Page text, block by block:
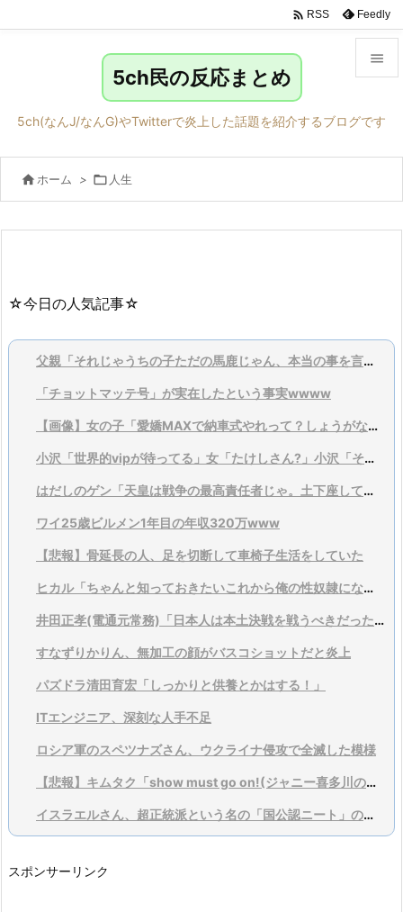

メニュ
サイド

 RSS Feedly
5ch民の反応まとめ
5ch(なんJ/なんG)やTwitterで炎上した話題を紹介するブログです
 ホーム >  人生
☆今日の人気記事☆
父親「それじゃうちの子ただの馬鹿じゃん、本当の事を言ってくれ」
「チョットマッテ号」が実在したという事実wwww
【画像】女の子「愛嬌MAXで納車式やれって？しょうがないなあ…」
小沢「世界的vipが待ってる」女「たけしさん?」小沢「それは言い過ぎ、そこまでではない」
はだしのゲン「天皇は戦争の最高責任者じゃ。土下座して謝るんがあたりまえじゃ！」
ワイ25歳ビルメン1年目の年収320万www
【悲報】骨延長の人、足を切断して車椅子生活をしていた
ヒカル「ちゃんと知っておきたいこれから俺の性奴隷になる変態の本当の姿を」
井田正孝(電通元常務)「日本人は本土決戦を戦うべきだった。なぜ逃げ出したんだ」
すなずりかりん、無加工の顔がバスコショットだと炎上
パズドラ清田育宏「しっかりと供養とかはする！」
ITエンジニア、深刻な人手不足
ロシア軍のスペツナズさん、ウクライナ侵攻で全滅した模様
【悲報】キムタク「show must go on!(ジャニー喜多川のポリシー)」→削除
イスラエルさん、超正統派という名の「国公認ニート」の増加が社会問題に
スポンサーリンク